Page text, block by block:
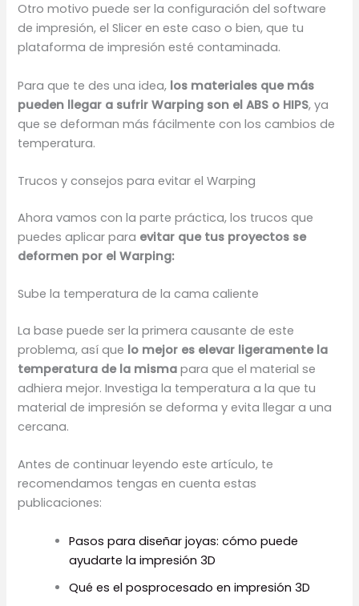
Otro motivo puede ser la configuración del software
de impresión, el Slicer en este caso o bien, que tu
plataforma de impresión esté contaminada.
Para que te des una idea, los materiales que más
pueden llegar a sufrir Warping son el ABS o HIPS, ya
que se deforman más fácilmente con los cambios de
temperatura.
Trucos y consejos para evitar el Warping
Ahora vamos con la parte práctica, los trucos que
puedes aplicar para evitar que tus proyectos se
deformen por el Warping:
Sube la temperatura de la cama caliente
La base puede ser la primera causante de este
problema, así que lo mejor es elevar ligeramente la
temperatura de la misma para que el material se
adhiera mejor. Investiga la temperatura a la que tu
material de impresión se deforma y evita llegar a una
cercana.
Antes de continuar leyendo este artículo, te
recomendamos tengas en cuenta estas
publicaciones:
Pasos para diseñar joyas: cómo puede
ayudarte la impresión 3D
Qué es el posprocesado en impresión 3D